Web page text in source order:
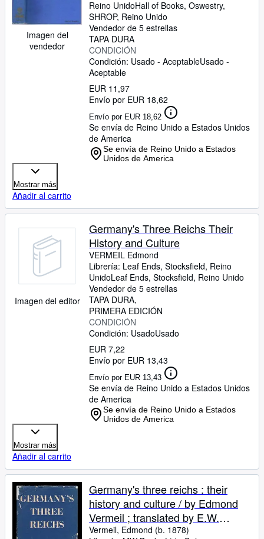
Imagen del
vendedor
Reino UnidoHall of Books, Oswestry,
SHROP, Reino Unido
Vendedor de 5 estrellas
TAPA DURA
CONDICIÓN
Condición: Usado - AceptableUsado -
Aceptable
EUR 11,97
Envío por EUR 18,62
Envío por EUR 18,62
Se envía de Reino Unido a Estados Unidos
de America
Se envía de Reino Unido a Estados
Unidos de America
Mostrar más
Añadir al carrito
Imagen del editor
Germany's Three Reichs Their
History and Culture
VERMEIL Edmond
Librería: Leaf Ends, Stocksfield, Reino
UnidoLeaf Ends, Stocksfield, Reino Unido
Vendedor de 5 estrellas
TAPA DURA
PRIMERA EDICIÓN
CONDICIÓN
Condición: UsadoUsado
EUR 7,22
Envío por EUR 13,43
Envío por EUR 13,43
Se envía de Reino Unido a Estados Unidos
de America
Se envía de Reino Unido a Estados
Unidos de America
Mostrar más
Añadir al carrito
Germany's three reichs : their
history and culture / by Edmond
Vermeil ; translated by E.W.
Dickes
Vermeil, Edmond (b. 1878)